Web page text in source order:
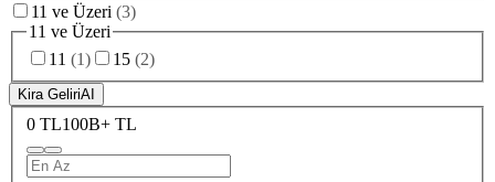
11 ve Üzeri (3)
11 ve Üzeri
11 (1) 15 (2)
Kira GeliriAI
0 TL100B+ TL